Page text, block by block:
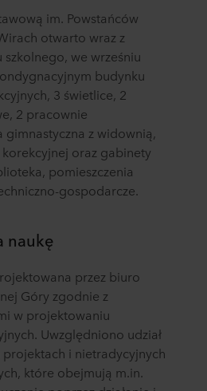
im. Powstańców
otwarto wraz z
we wrześniu
budynku
3 świetlice, 2
2 pracownie
gimnastyczna z widownią,
oraz gabinety
pomieszczenia
gospodarcze.
naukę
przez biuro
Góry zgodnie z
w projektowaniu
Uwzględniono udział
projektach i nietradycyjnych
które obejmują m.in.